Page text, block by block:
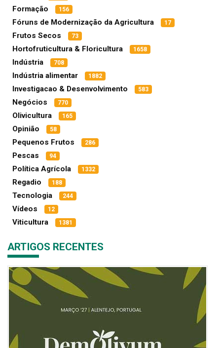
Formação 156
Fóruns de Modernização da Agricultura 17
Frutos Secos 73
Hortofruticultura & Floricultura 1658
Indústria 708
Indústria alimentar 1882
Investigacao & Desenvolvimento 583
Negócios 770
Olivicultura 165
Opinião 58
Pequenos Frutos 286
Pescas 94
Política Agrícola 1332
Regadio 188
Tecnologia 244
Vídeos 12
Viticultura 1381
ARTIGOS RECENTES